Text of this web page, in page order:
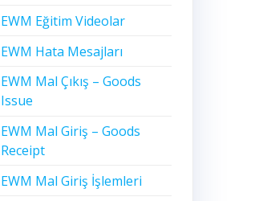
EWM Eğitim Videolar
EWM Hata Mesajları
EWM Mal Çıkış – Goods
Issue
EWM Mal Giriş – Goods
Receipt
EWM Mal Giriş İşlemleri